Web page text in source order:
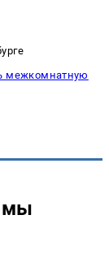
межкомнатную